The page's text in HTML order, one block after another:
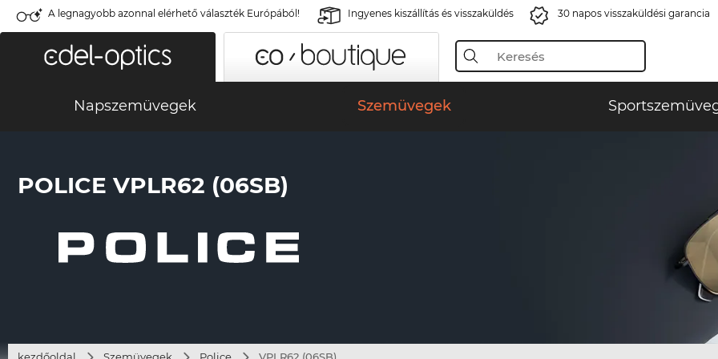
A legnagyobb azonnal elérhető választék Európából! Ingyenes kiszállítás és visszaküldés 30 napos visszaküldési garancia
Napszemüvegek Szemüvegek
POLICE VPLR62 (06SB)